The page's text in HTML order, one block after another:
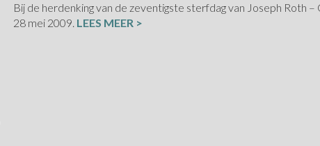
Bij de herdenking van de zeventigste sterfdag van Joseph Roth –
28 mei 2009. LEES MEER >